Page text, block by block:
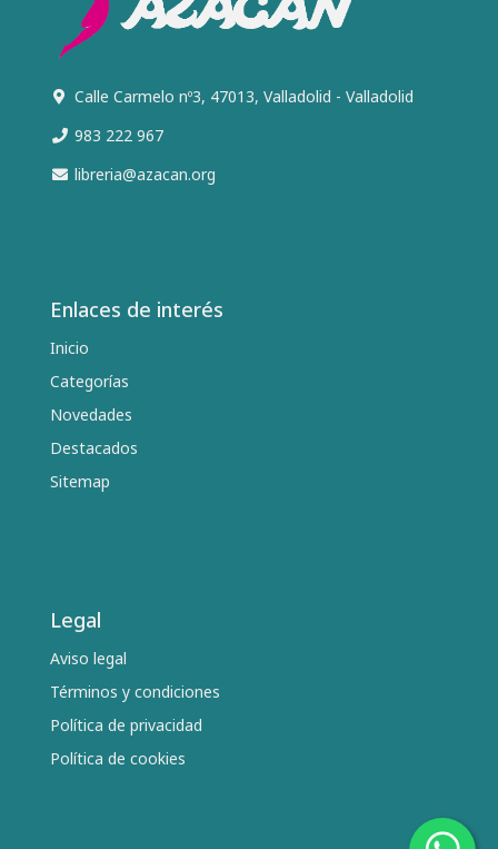
Calle Carmelo nº3, 47013, Valladolid - Valladolid
983 222 967
libreria@azacan.org
Enlaces de interés
Inicio
Categorías
Novedades
Destacados
Sitemap
Legal
Aviso legal
Términos y condiciones
Política de privacidad
Política de cookies